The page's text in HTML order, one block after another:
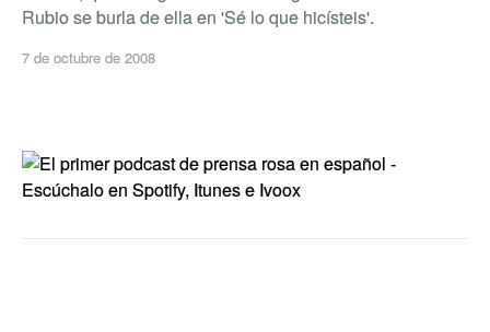
Rubio se burla de ella en 'Sé lo que hicísteis'.
7 de octubre de 2008